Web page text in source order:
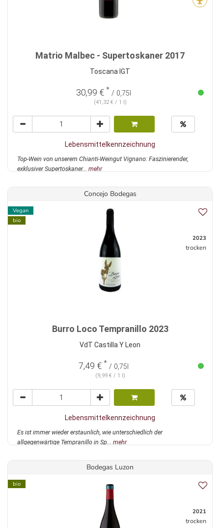
Matrio Malbec - Supertoskaner 2017
Toscana IGT
30,99 € * / 0,75l
(41,32 € / 1 l)
Lebensmittelkennzeichnung
Top-Wein von unserem Chianti-Weingut Vignano: Faszinierender,
exklusiver Supertoskaner... mehr
Concejo Bodegas
Vegan
bio
2023
trocken
Burro Loco Tempranillo 2023
VdT Castilla Y Leon
7,49 € * / 0,75l
(9,99 € / 1 l)
Lebensmittelkennzeichnung
Es ist immer wieder erstaunlich, wie unterschiedlich der
allgegenwärtige Tempranillo in Sp... mehr
Bodegas Luzon
bio
2021
trocken